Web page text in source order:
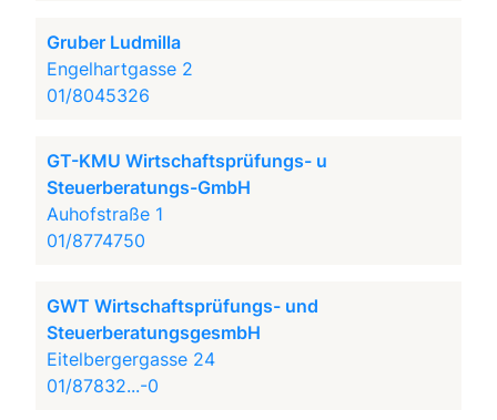
Gruber Ludmilla
Engelhartgasse 2
01/8045326
GT-KMU Wirtschaftsprüfungs- u
Steuerberatungs-GmbH
Auhofstraße 1
01/8774750
GWT Wirtschaftsprüfungs- und
SteuerberatungsgesmbH
Eitelbergergasse 24
01/87832...-0